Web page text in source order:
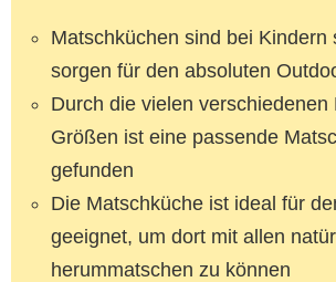
Matschküchen sind bei Kindern
sorgen für den absoluten
Durch die vielen verschiedenen
Größen ist eine passende
gefunden
Die Matschküche ist ideal für
geeignet, um dort mit allen
herummatschen zu können